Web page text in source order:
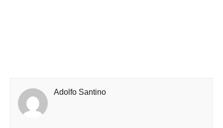
Adolfo Santino